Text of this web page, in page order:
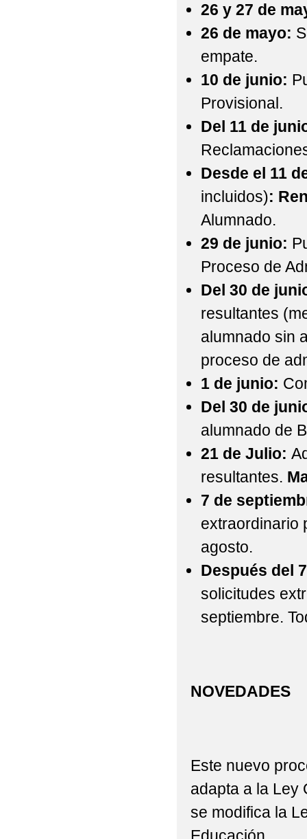
26 y 27 de
26 de mayo:
empate.
10 de junio:
Provisional.
Del 11 de
Desde el 11
incluidos):
Alumnado.
29 de junio:
Proceso de
Del 30 de
resultantes
alumnado sin
proceso de
1 de junio:
Del 30 de
alumnado de
21 de Julio:
resultantes.
7 de
extraordinario
agosto.
Después del
solicitudes
septiembre.
NOVEDADES
Este nuevo
adapta a la Ley
se modifica la